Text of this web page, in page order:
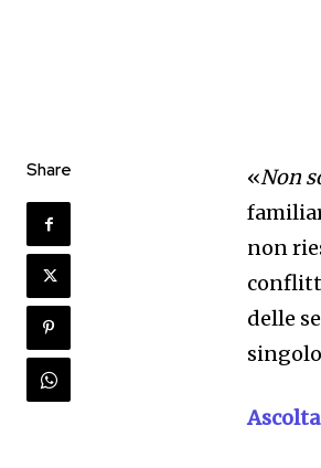
Share «Non
non
delle